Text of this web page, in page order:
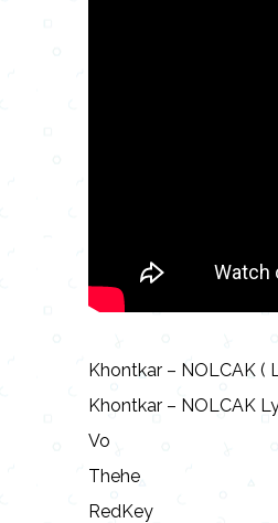
Khontkar – NOLCAK (
Khontkar – NOLCAK
Vo
Thehe
RedKey